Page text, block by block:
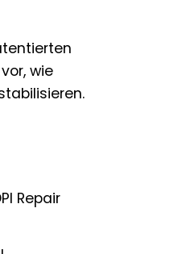
wie
Repair